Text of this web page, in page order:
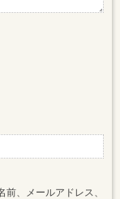
、メールアドレス、